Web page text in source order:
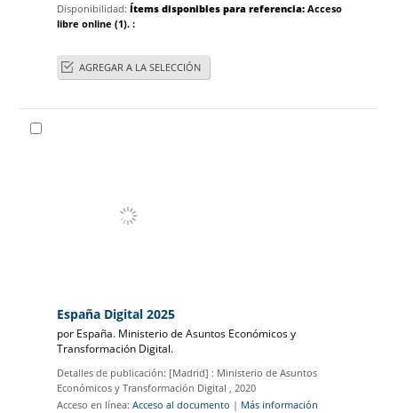
Disponibilidad:Ítems disponibles para referencia:Acceso
libre online (1).:
AGREGAR A LA SELECCIÓN
España Digital 2025
por España. Ministerio de Asuntos Económicos y
Transformación Digital.
Detalles de publicación: [Madrid] : Ministerio de Asuntos
Económicos y Transformación Digital
, 2020
Acceso en línea:Acceso al documento | Más información